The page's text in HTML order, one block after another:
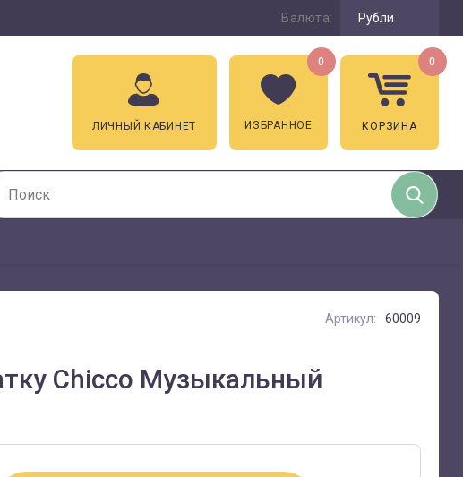
Валюта: Рубли
ЛИЧНЫЙ КАБИНЕТ ИЗБРАННОЕ
0
КОРЗИНА
0
Артикул: 60009
Chicco Музыкальный